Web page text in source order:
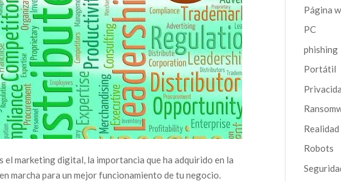
marketing digital, la importancia que ha adquirido en la
marcha para un mejor funcionamiento de tu negocio.
Página
PC
phishing
Portátil
Robots